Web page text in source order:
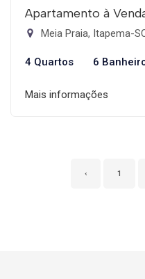
Apartamento à
Meia Praia, Itapema-
4 Quartos 6
Mais informações
‹ 1